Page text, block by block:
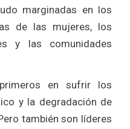
marginadas en los
de las mujeres, los
y las comunidades
en sufrir los
y la degradación de
también son líderes